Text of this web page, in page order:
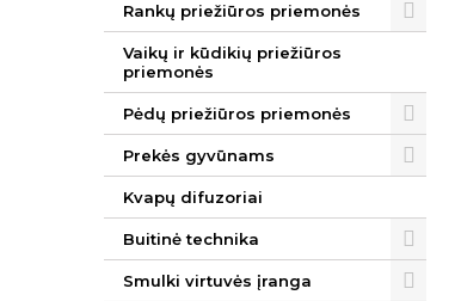
Rankų priežiūros priemonės
Vaikų ir kūdikių priežiūros
priemonės
Pėdų priežiūros priemonės
Prekės gyvūnams
Kvapų difuzoriai
Buitinė technika
Smulki virtuvės įranga